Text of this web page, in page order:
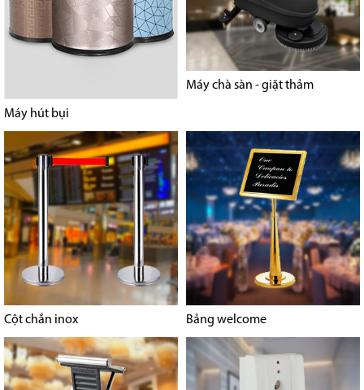
Máy hút bụi
Máy chà sàn - giặt thảm
Cột chắn inox Bảng welcome